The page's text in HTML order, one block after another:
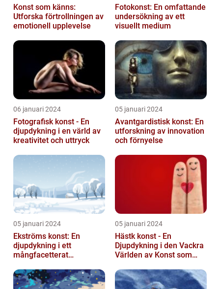
Konst som känns:
Utforska förtrollningen av
emotionell upplevelse
Fotokonst: En omfattande
undersökning av ett
visuellt medium
06 januari 2024
Fotografisk konst - En
djupdykning i en värld av
kreativitet och uttryck
05 januari 2024
Avantgardistisk konst: En
utforskning av innovation
och förnyelse
05 januari 2024
Ekströms konst: En
djupdykning i ett
mångfacetterat
05 januari 2024
Hästk konst - En
Djupdykning i den Vackra
Världen av Konst som